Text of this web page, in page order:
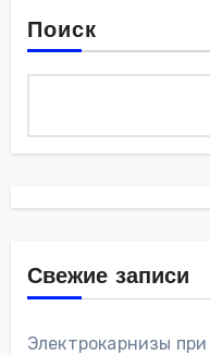
Поиск
Свежие записи
Электрокарнизы